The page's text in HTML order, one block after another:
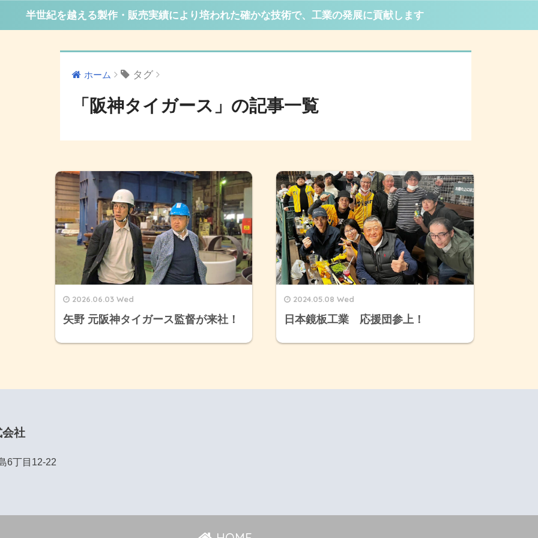
半世紀を越える製作・販売実績により培われた確かな技術で、工業の発展に貢献します
ホーム タグ
「阪神タイガース」の記事一覧
2026.06.03 Wed
矢野 元阪神タイガース監督が来社！
2024.05.08 Wed
日本鏡板工業 応援団参上！
社
6丁目12-22